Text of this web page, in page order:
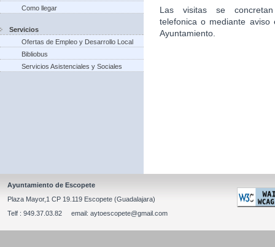
Como llegar
Servicios
Ofertas de Empleo y Desarrollo Local
Bibliobus
Servicios Asistenciales y Sociales
Las visitas se
telefonica o mediante aviso
Ayuntamiento.
Ayuntamiento de Escopete
Plaza Mayor,1 CP 19.119 Escopete (Guadalajara)
Telf : 949.37.03.82 email: aytoescopete@gmail.com